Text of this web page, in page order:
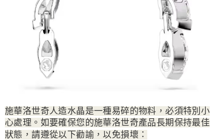
施華洛世奇人造水晶是一種易碎的物料，必須特別小
心處理。如要確保您的施華洛世奇產品長期保持最佳
狀態，請遵從以下勸諭，以免損壞：